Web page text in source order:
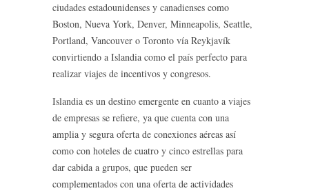
ciudades estadounidenses y canadienses como
Boston, Nueva York, Denver, Minneapolis, Seattle,
Portland, Vancouver o Toronto vía Reykjavík
convirtiendo a Islandia como el país perfecto para
realizar viajes de incentivos y congresos.
Islandia es un destino emergente en cuanto a viajes
de empresas se refiere, ya que cuenta con una
amplia y segura oferta de conexiones aéreas así
como con hoteles de cuatro y cinco estrellas para
dar cabida a grupos, que pueden ser
complementados con una oferta de actividades